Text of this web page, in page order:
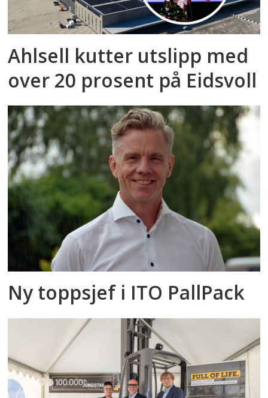
Ahlsell kutter utslipp med
over 20 prosent på Eidsvoll
Ny toppsjef i ITO PallPack